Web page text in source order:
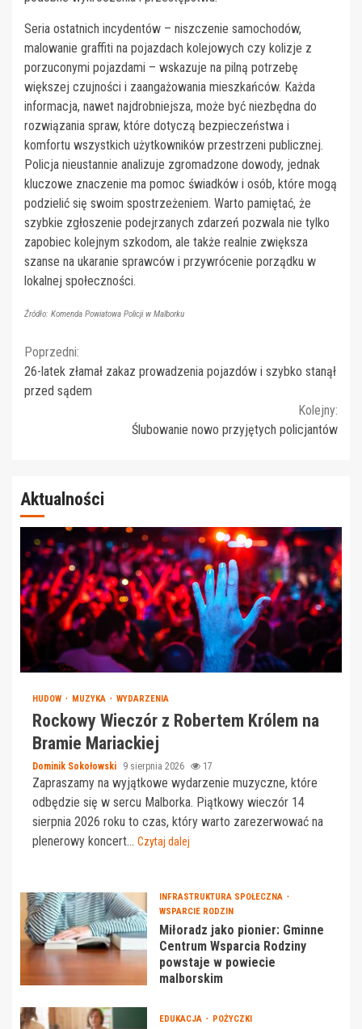
Seria ostatnich incydentów – niszczenie samochodów,
malowanie graffiti na pojazdach kolejowych czy kolizje z
porzuconymi pojazdami – wskazuje na pilną potrzebę
większej czujności i zaangażowania mieszkańców. Każda
informacja, nawet najdrobniejsza, może być niezbędna do
rozwiązania spraw, które dotyczą bezpieczeństwa i
komfortu wszystkich użytkowników przestrzeni publicznej.
Policja nieustannie analizuje zgromadzone dowody, jednak
kluczowe znaczenie ma pomoc świadków i osób, które mogą
podzielić się swoim spostrzeżeniem. Warto pamiętać, że
szybkie zgłoszenie podejrzanych zdarzeń pozwala nie tylko
zapobiec kolejnym szkodom, ale także realnie zwiększa
szanse na ukaranie sprawców i przywrócenie porządku w
lokalnej społeczności.
Źródło: Komenda Powiatowa Policji w Malborku
Continue
Reading
Poprzedni:
26-latek złamał zakaz prowadzenia pojazdów i szybko stanął
przed sądem
Kolejny:
Ślubowanie nowo przyjętych policjantów
Aktualności
HUDOW MUZYKA WYDARZENIA
Rockowy Wieczór z Robertem Królem na
Bramie Mariackiej
Dominik Sokołowski 9 sierpnia 2026 17
Zapraszamy na wyjątkowe wydarzenie muzyczne, które
odbędzie się w sercu Malborka. Piątkowy wieczór 14
sierpnia 2026 roku to czas, który warto zarezerwować na
plenerowy koncert... Czytaj dalej
INFRASTRUKTURA SPOŁECZNA
WSPARCIE RODZIN
Miłoradz jako pionier: Gminne
Centrum Wsparcia Rodziny
powstaje w powiecie
malborskim
EDUKACJA POŻYCZKI